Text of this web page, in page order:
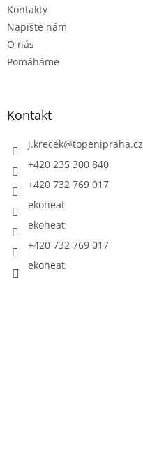
Kontakty
Napište nám
O nás
Pomáháme
Kontakt
j.krecek@topenipraha.cz
+420 235 300 840
+420 732 769 017
ekoheat
ekoheat
+420 732 769 017
ekoheat